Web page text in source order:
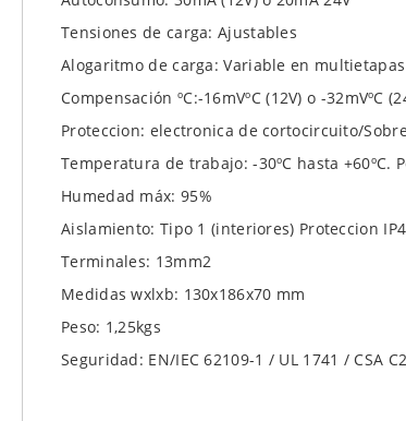
Tensiones de carga: Ajustables
Alogaritmo de carga: Variable en multietapas
Compensación ºC:-16mVºC (12V) o -32mVºC
Proteccion: electronica de cortocircuito/
Temperatura de trabajo: -30ºC hasta +60ºC.
Humedad máx: 95%
Aislamiento: Tipo 1 (interiores) Proteccion
Terminales: 13mm2
Medidas wxlxb: 130x186x70 mm
Peso: 1,25kgs
Seguridad: EN/IEC 62109-1 / UL 1741 / CSA